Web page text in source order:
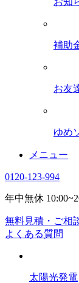
補助
お友
ゆめ
メニュー
0120-123-994
年中無休
無料見積・ご相
よくある質問
太陽光発電